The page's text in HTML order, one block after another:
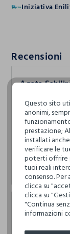
Iniziativa
Recensioni
Agata
Posto
cerchi , tutto
cotone con
sconti!!!Non
ceiupim di
disponibile!
Francesco
Questo sito
anonimi,
prestazione;
installati
verificare le
poterti offrire
tuoi reali
consenso.
clicca su
clicca su
"Continua
informazioni